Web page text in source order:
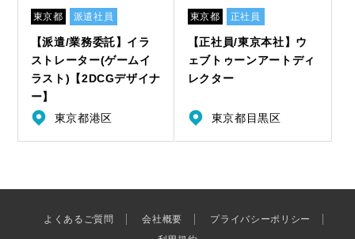
東京都 派遣社員
【派遣/業務委託】イラ
ストレーター(ゲームイ
ラスト)【2DCGデザイナ
ー】
東京都港区
東京都 正社員
【正社員/東京本社】ウ
ェブトゥーンアートディ
レクター
東京都目黒区
よくあるご質問 会社概要
プライバシーポリシー